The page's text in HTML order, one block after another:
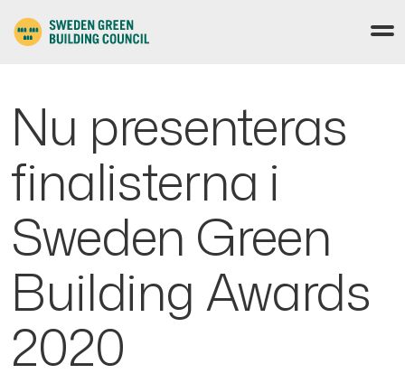
Nu presenteras
finalisterna i
Sweden Green
Building Awards
2020